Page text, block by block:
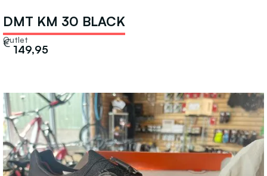
DMT KM 30 BLACK
Outlet
149,95
€